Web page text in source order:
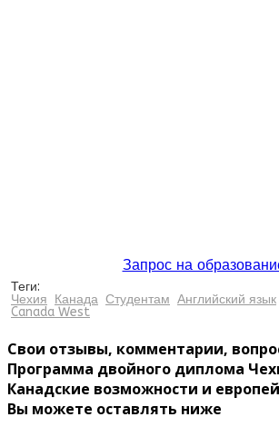
Запрос на
Теги:
Чехия Канада Студентам Английский язык
Canada West
Свои отзывы, комментарии,
Программа двойного диплома
Канадские возможности и
Вы можете оставлять ниже